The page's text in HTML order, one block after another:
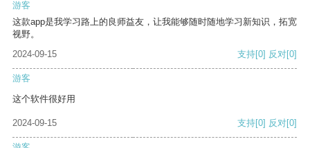
游客
这款app是我学习路上的良师益友，让我能够随时随地学习新知识，拓宽
视野。
2024-09-15
支持[0] 反对[0]
游客
这个软件很好用
2024-09-15 支持[0] 反对[0]